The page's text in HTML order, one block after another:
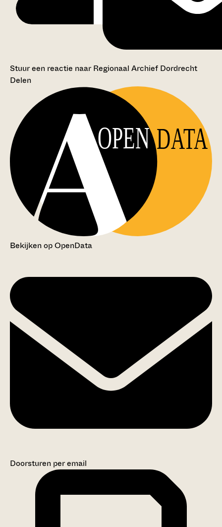
Stuur een reactie naar Regionaal Archief Dordrecht
Delen
OPEN DATA
Bekijken op OpenData
Doorsturen per email